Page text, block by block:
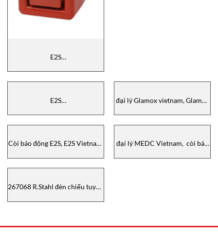
E2S
Nút nhấn khẩn cấp E2S, E2S
vietnam, đại lý E2S tại vietnam
E2S
còi báo động E2S, E2S Vietnam,
đại lý E2S Vietnam, Alarm
đại lý Glamox vietnam, Glamox
nổ Glamox, Aqua Signal
Vietnam, Glamox Vietnam
Còi báo động E2S, E2S Vietnam,
D1xS1FDC024BS3A1R, đại lý
E2S Vietnam
đại lý MEDC Vietnam, còi báo
DB3BDG048T2BBR, MEDC
267068 R.Stahl đèn chiếu tuyến
Luminaire